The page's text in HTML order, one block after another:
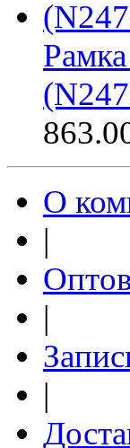
О
|
|
|